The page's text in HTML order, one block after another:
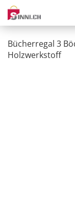
Bücherregal 3
Holzwerkstoff